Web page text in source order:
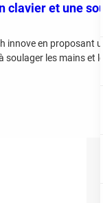
clavier et une
en proposant
les mains et